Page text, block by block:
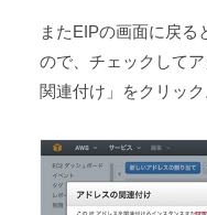
またEIPの画面に戻る
ので、チェックして
関連付け」をクリック